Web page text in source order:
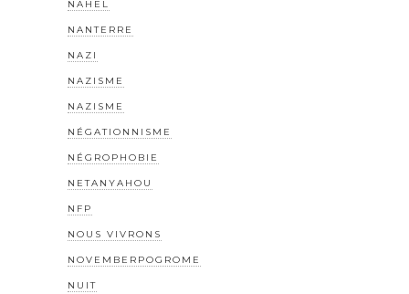
NAHEL
NANTERRE
NAZI
NAZISME
NAZISME
NÉGATIONNISME
NÉGROPHOBIE
NETANYAHOU
NFP
NOUS VIVRONS
NOVEMBERPOGROME
NUIT